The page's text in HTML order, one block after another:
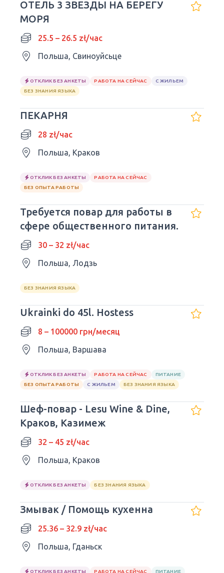
ОТЕЛЬ 3 ЗВЕЗДЫ НА БЕРЕГУ
МОРЯ
25.5 – 26.5 zł/час
Польша, Свиноуйсьце
ОТКЛИК БЕЗ АНКЕТЫ РАБОТА НА СЕЙЧАС
С ЖИЛЬЕМ
БЕЗ ЗНАНИЯ ЯЗЫКА
ПЕКАРНЯ
28 zł/час
Польша, Краков
ОТКЛИК БЕЗ АНКЕТЫ
РАБОТА НА СЕЙЧАС
БЕЗ ОПЫТА РАБОТЫ
Требуется повар для работы в
сфере общественного питания.
30 – 32 zł/час
Польша, Лодзь
БЕЗ ЗНАНИЯ ЯЗЫКА
Ukrainki do 45l. Hostess
8 – 100000 грн/месяц
Польша, Варшава
ОТКЛИК БЕЗ АНКЕТЫ РАБОТА НА СЕЙЧАС
ПИТАНИЕ
БЕЗ ОПЫТА РАБОТЫ
С ЖИЛЬЕМ БЕЗ ЗНАНИЯ ЯЗЫКА
Шеф-повар - Lesu Wine & Dine,
Краков, Казимеж
32 – 45 zł/час
Польша, Краков
ОТКЛИК БЕЗ АНКЕТЫ БЕЗ ЗНАНИЯ ЯЗЫКА
Змывак / Помощь кухенна
25.36 – 32.9 zł/час
Польша, Гданьск
ОТКЛИК БЕЗ АНКЕТЫ РАБОТА НА СЕЙЧАС ПИТАНИЕ